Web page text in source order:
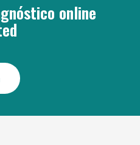
online